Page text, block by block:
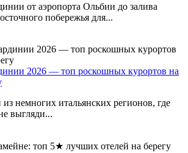
от аэропорта Ольбии до залива
побережья для...
2026 — топ роскошных курортов на
немногих итальянских регионов, где
выгляди...